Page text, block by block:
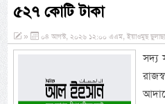
৫২৭ কোটি টাকা
» ০৪ আগস্ট, ২০২৬ ১২:০০ এএম, ইয়াওমুছ ছুলাছা
সদ্য